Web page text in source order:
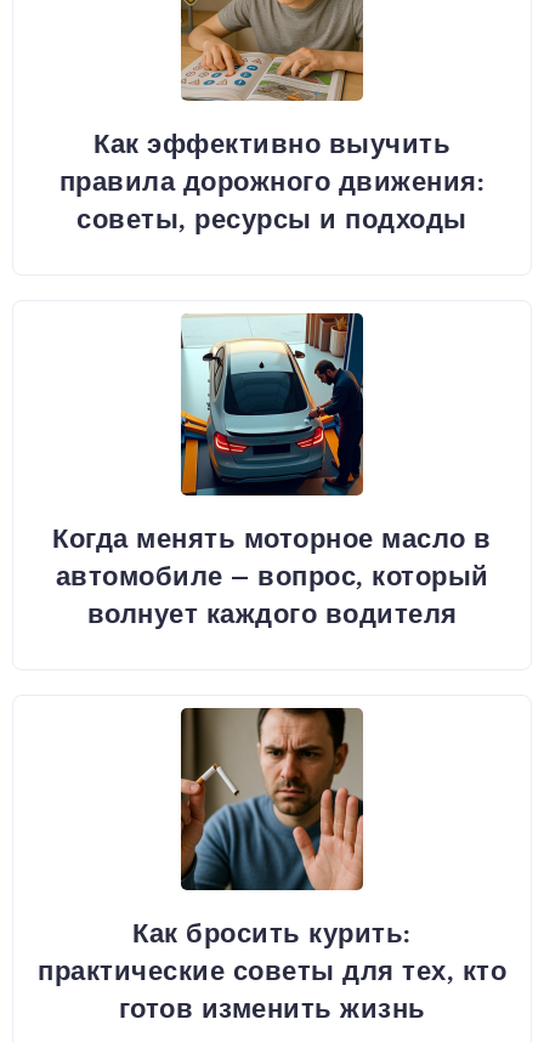
Как эффективно выучить
правила дорожного движения:
советы, ресурсы и подходы
Когда менять моторное масло в
автомобиле – вопрос, который
волнует каждого водителя
Как бросить курить:
практические советы для тех, кто
готов изменить жизнь